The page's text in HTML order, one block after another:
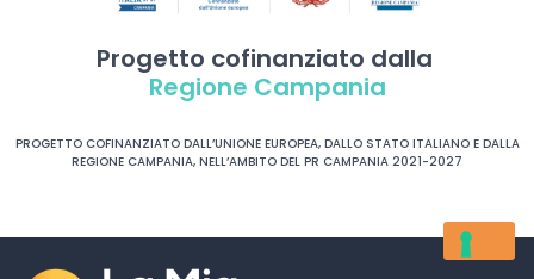
Progetto cofinanziato dalla
Regione Campania
PROGETTO COFINANZIATO DALL’UNIONE EUROPEA, DALLO STATO ITALIANO E DALLA
REGIONE CAMPANIA, NELL’AMBITO DEL PR CAMPANIA 2021-2027